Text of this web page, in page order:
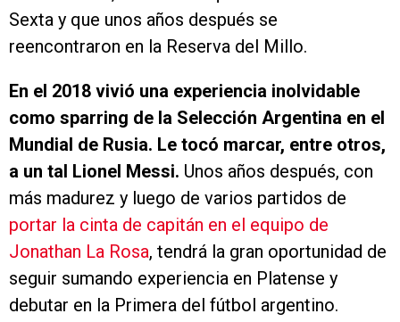
Sexta y que unos años después se
reencontraron en la Reserva del Millo.
En el 2018 vivió una experiencia inolvidable
como sparring de la Selección Argentina en el
Mundial de Rusia. Le tocó marcar, entre otros,
a un tal Lionel Messi. Unos años después, con
más madurez y luego de varios partidos de
portar la cinta de capitán en el equipo de
Jonathan La Rosa, tendrá la gran oportunidad de
seguir sumando experiencia en Platense y
debutar en la Primera del fútbol argentino.